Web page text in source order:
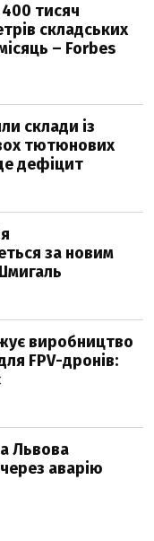
тисяч
складських
– Forbes
склади із
тютюнових
дефіцит
за новим
виробництво
FPV-дронів:
Львова
аварію